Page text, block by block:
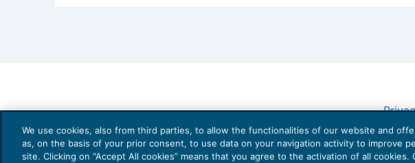
Euroconference NEWS è
We use cookies, also from third parties, to allow the functionalities of our website and
as, on the basis of your prior consent, to use data on your navigation activity to improve
site. Clicking on “Accept All cookies” means that you agree to the activation of all cookies.